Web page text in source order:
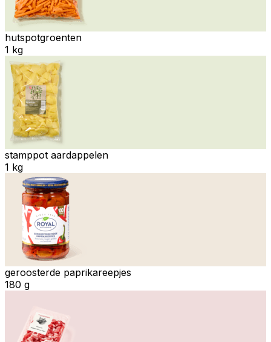
hutspotgroenten
1 kg
stamppot aardappelen
1 kg
geroosterde paprikareepjes
180 g